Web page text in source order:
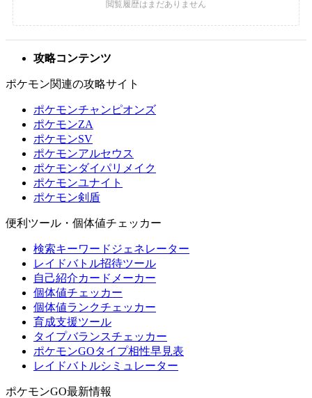
攻略コンテンツ
ポケモン関連の攻略サイト
ポケモンチャンピオンズ
ポケモンZA
ポケモンSV
ポケモンアルセウス
ポケモンダイパリメイク
ポケモンユナイト
ポケモン剣盾
便利ツール・個体値チェッカー
検索キーワードジェネレーター
レイドバトル招待ツール
自己紹介カードメーカー
個体値チェッカー
個体値ランクチェッカー
育成支援ツール
タイプバランスチェッカー
ポケモンGOタイプ相性早見表
レイドバトルシミュレーター
ポケモンGO最新情報